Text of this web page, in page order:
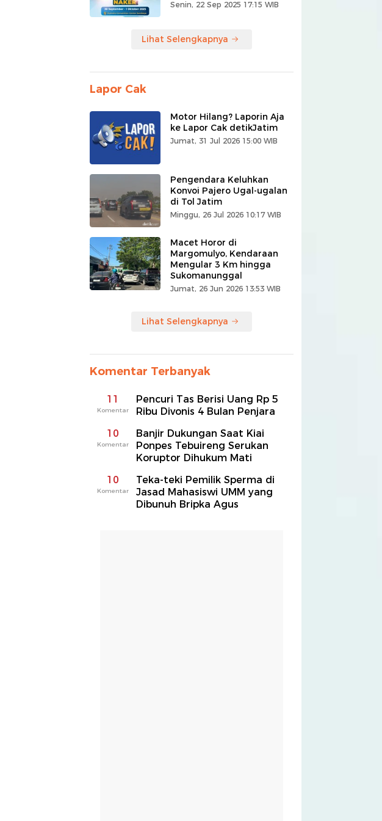
Senin, 22 Sep 2025 17:15 WIB
Lihat Selengkapnya
Lapor Cak
Motor Hilang? Laporin Aja
ke Lapor Cak detikJatim
Jumat, 31 Jul 2026 15:00 WIB
Pengendara Keluhkan
Konvoi Pajero Ugal-ugalan
di Tol Jatim
Minggu, 26 Jul 2026 10:17 WIB
Macet Horor di
Margomulyo, Kendaraan
Mengular 3 Km hingga
Sukomanunggal
Jumat, 26 Jun 2026 13:53 WIB
Lihat Selengkapnya
Komentar Terbanyak
11
Komentar
Pencuri Tas Berisi Uang Rp 5
Ribu Divonis 4 Bulan Penjara
10
Komentar
Banjir Dukungan Saat Kiai
Ponpes Tebuireng Serukan
Koruptor Dihukum Mati
10
Komentar
Teka-teki Pemilik Sperma di
Jasad Mahasiswi UMM yang
Dibunuh Bripka Agus